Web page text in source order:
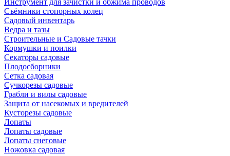
Инструмент для зачистки и обжима проводов
Съёмники стопорных колец
Садовый инвентарь
Ведра и тазы
Строительные и Садовые тачки
Кормушки и поилки
Секаторы садовые
Плодосборники
Сетка садовая
Сучкорезы садовые
Грабли и вилы садовые
Защита от насекомых и вредителей
Кусторезы садовые
Лопаты
Лопаты садовые
Лопаты снеговые
Ножовка садовая